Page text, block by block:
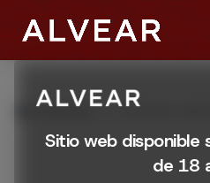
Sitio web disponible
de 18
Productos LICOR DE CAFE